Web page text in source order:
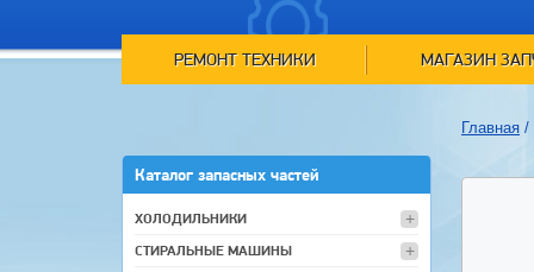
РЕМОНТ ТЕХНИКИ МАГАЗИН
Каталог запасных частей
ХОЛОДИЛЬНИКИ
СТИРАЛЬНЫЕ МАШИНЫ
Главная /